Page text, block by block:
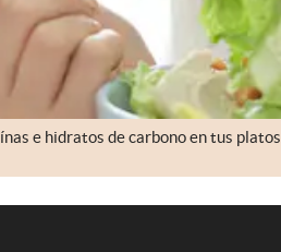
e hidratos de carbono en tus platos.